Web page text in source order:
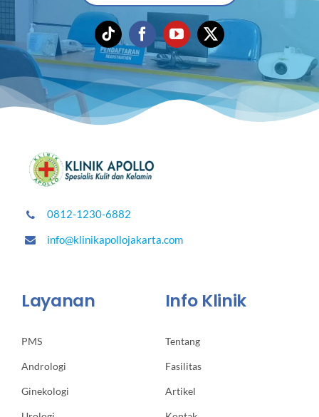
0812-1230-6882
info@klinikapollojakarta.com
Layanan
PMS
Andrologi
Ginekologi
Info Klinik
Tentang
Fasilitas
Artikel